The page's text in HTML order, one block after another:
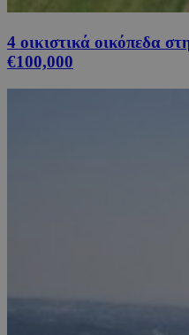
4 οικιστικά οικόπεδα
€100,000